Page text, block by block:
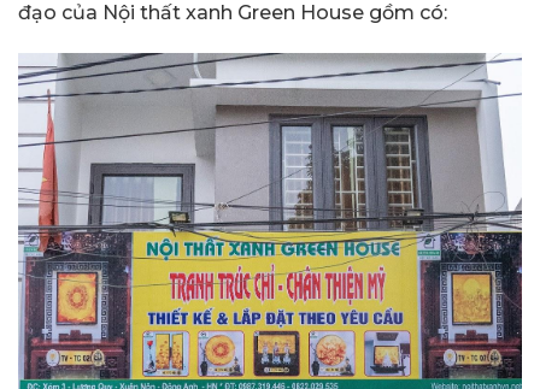
đạo của Nội thất xanh Green House gồm có: